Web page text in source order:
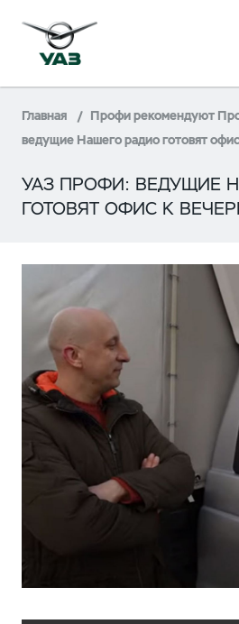
Главная Профи рекомендуют
ведущие Нашего радио готовят
УАЗ ПРОФИ: ВЕДУЩИЕ
ГОТОВЯТ ОФИС К